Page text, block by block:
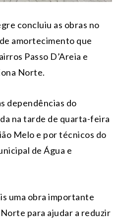
concluiu as obras no
amortecimento que
Passo D’Areia e
Norte.
dependências do
na tarde de quarta-feira
Melo e por técnicos do
de Água e
uma obra importante
para ajudar a reduzir